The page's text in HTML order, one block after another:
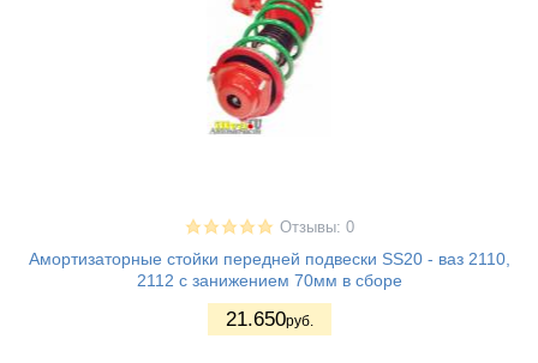
Отзывы: 0
Амортизаторные стойки передней подвески SS20 - ваз 2110,
2112 с занижением 70мм в сборе
21.650руб.